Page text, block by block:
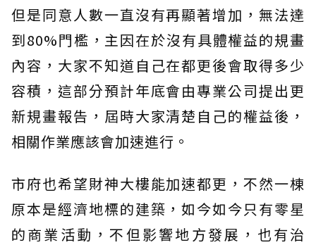
但是同意人數一直沒有再顯著增加，無法達
到80%門檻，主因在於沒有具體權益的規畫
內容，大家不知道自己在都更後會取得多少
容積，這部分預計年底會由專業公司提出更
新規畫報告，屆時大家清楚自己的權益後，
相關作業應該會加速進行。
市府也希望財神大樓能加速都更，不然一棟
原本是經濟地標的建築，如今如今只有零星
的商業活動，不但影響地方發展，也有治